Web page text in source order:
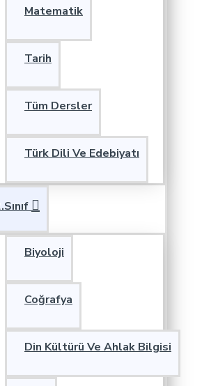
Matematik
Tarih
Tüm Dersler
Türk Dili Ve Edebiyatı
Biyoloji
Coğrafya
Din Kültürü Ve Ahlak Bilgisi